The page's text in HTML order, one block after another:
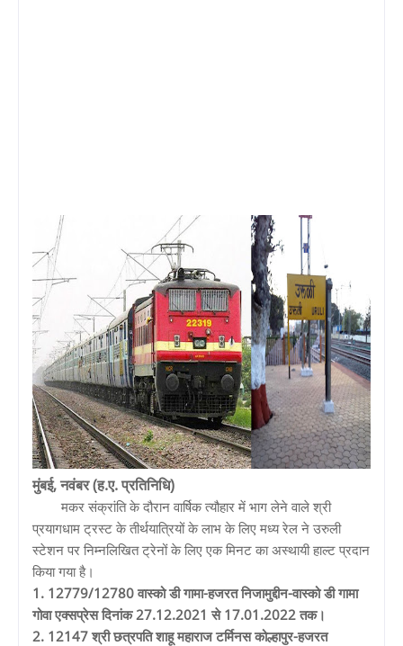
मुंबई, नवंबर (ह.ए. प्रतिनिधि)
मकर संक्रांति के दौरान वार्षिक त्यौहार में भाग लेने वाले श्री
प्रयागधाम ट्रस्ट के तीर्थयात्रियों के लाभ के लिए मध्य रेल ने उरुली
स्टेशन पर निम्नलिखित ट्रेनों के लिए एक मिनट का अस्थायी हाल्ट प्रदान
किया गया है।
1. 12779/12780 वास्को डी गामा-हजरत निजामुद्दीन-वास्को डी गामा
गोवा एक्सप्रेस दिनांक 27.12.2021 से 17.01.2022 तक।
2. 12147 श्री छत्रपति शाहू महाराज टर्मिनस कोल्हापुर-हजरत